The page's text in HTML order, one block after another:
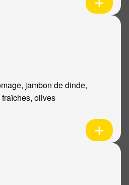
jambon de dinde,
olives